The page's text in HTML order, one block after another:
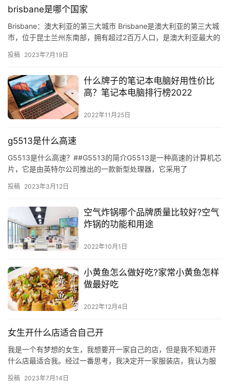
brisbane是哪个国家
Brisbane：澳大利亚的第三大城市 Brisbane是澳大利亚的第三大城
市，位于昆士兰州东南部，拥有超过2百万人口，是澳大利亚最大的
投稿 2023年7月19日
什么牌子的笔记本电脑好用性价比
高？笔记本电脑排行榜2022
2022年11月25日
g5513是什么高速
G5513是什么高速？##G5513的简介G5513是一种高速的计算机芯
片，它是由英特尔公司推出的一款新型处理器，它采用了
投稿 2023年3月12日
空气炸锅哪个品牌质量比较好?空气
炸锅的功能和用途
2022年10月1日
小黄鱼怎么做好吃?家常小黄鱼怎样
做最好吃
2022年12月4日
女生开什么店适合自己开
我是一个有梦想的女生，我想要开一家自己的店，但是我不知道开
什么店最适合我。经过一番思考，我决定开一家服装店，我认为服
投稿 2023年7月14日